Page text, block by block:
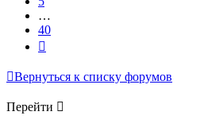
…
40
Вернуться к списку форумов
Перейти